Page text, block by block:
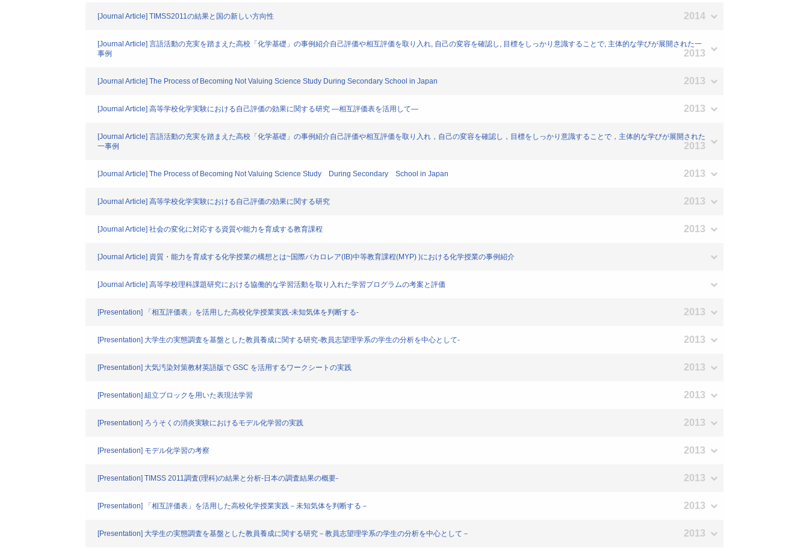
[Journal Article] TIMSS2011の結果と国の新しい方向性 2014
[Journal Article] 言語活動の充実を踏まえた高校「化学基礎」の事例紹介自己評価や相互評価を取り入れ, 自己の変容を確認し, 目標をしっかり意識することで, 主体的な学びが展開された一
事例
2013
[Journal Article] The Process of Becoming Not Valuing Science Study During Secondary School in Japan 2013
[Journal Article] 高等学校化学実験における自己評価の効果に関する研究 ―相互評価表を活用して― 2013
[Journal Article] 言語活動の充実を踏まえた高校「化学基礎」の事例紹介自己評価や相互評価を取り入れ，自己の変容を確認し，目標をしっかり意識することで，主体的な学びが展開された
一事例
2013
[Journal Article] The Process of Becoming Not Valuing Science Study During Secondary School in Japan 2013
[Journal Article] 高等学校化学実験における自己評価の効果に関する研究 2013
[Journal Article] 社会の変化に対応する資質や能力を育成する教育課程 2013
[Journal Article] 資質・能力を育成する化学授業の構想とは~国際バカロレア(IB)中等教育課程(MYP) )における化学授業の事例紹介
[Journal Article] 高等学校理科課題研究における協働的な学習活動を取り入れた学習プログラムの考案と評価
[Presentation] 「相互評価表」を活用した高校化学授業実践-未知気体を判断する- 2013
[Presentation] 大学生の実態調査を基盤とした教員養成に関する研究-教員志望理学系の学生の分析を中心として- 2013
[Presentation] 大気汚染対策教材英語版で GSC を活用するワークシートの実践 2013
[Presentation] 組立ブロックを用いた表現法学習 2013
[Presentation] ろうそくの消炎実験におけるモデル化学習の実践 2013
[Presentation] モデル化学習の考察 2013
[Presentation] TIMSS 2011調査(理科)の結果と分析-日本の調査結果の概要- 2013
[Presentation] 「相互評価表」を活用した高校化学授業実践－未知気体を判断する－ 2013
[Presentation] 大学生の実態調査を基盤とした教員養成に関する研究－教員志望理学系の学生の分析を中心として－ 2013